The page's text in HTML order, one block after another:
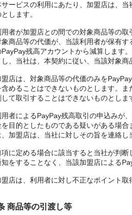
サービスの利用にあたり、加盟店は、
します。
用者が加盟店との間での対象商品等の
象商品等の代価が、当該利用者が保有
PayPay残高アカウントから減算します
し、当社は、本契約に従い、当該対象商
盟店は、対象商品等の代価のみを
含めることはできないものとします。
して取引することはできないものとしま
用者によるPayPay残高取引の申込みが
を目的としたものである疑いがある場
、加盟店は、当社に対しその旨を連絡し
項に定める場合に該当すると当社が判
知をすることなく、当該加盟店による
盟店は、利用者に対し不正なポイント取
商品等の引渡し等